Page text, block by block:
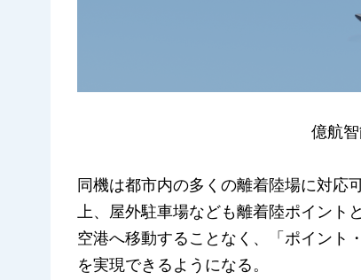
億航智
同機は都市内の多くの離着陸場に対応
上、屋外駐車場なども離着陸ポイント
空港へ移動することなく、「ポイント
を実現できるようになる。